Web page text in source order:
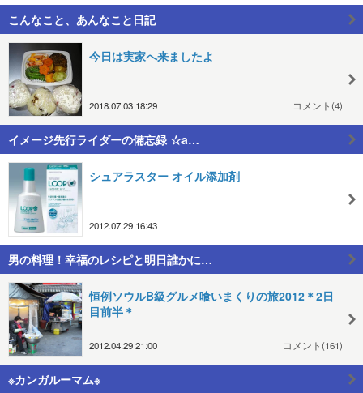
こんなこと、あんなこと日記
今日は実家へ来ましたよ
2018.07.03 18:29 コメント(4)
イメージ先行ライダーの備忘録 ☆a…
シュアラスター オイル添加剤
2012.07.29 16:43
男の料理！幸福のレシピと明日誰かに…
恒例ソウルB級グルメ喰いまくりの旅2012＊2日
目前半＊
2012.04.29 21:00 コメント(161)
※カンガルーマム※